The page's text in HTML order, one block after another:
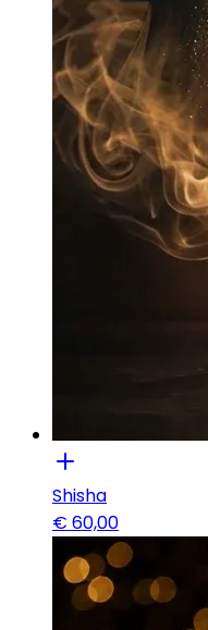
Shisha
€ 60,00